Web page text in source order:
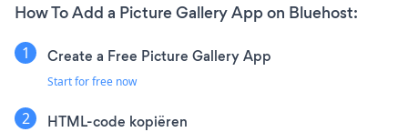
How To Add a Picture Gallery App on Bluehost:
Create a Free Picture Gallery App
Start for free now
HTML-code kopiëren